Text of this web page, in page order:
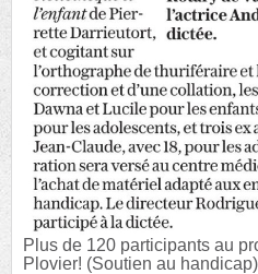
Plus de 120 participants au
Plovier! (Soutien au handicap)